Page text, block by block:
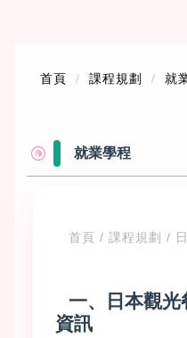
首頁 課程規劃 就
就業學程
首頁 / 課程規劃 /
一、日本觀
資訊